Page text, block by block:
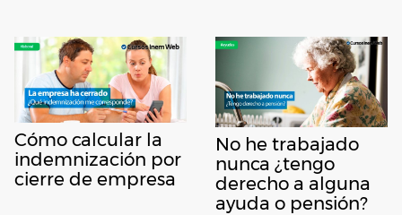
Cómo calcular la
indemnización por
cierre de empresa
No he trabajado
nunca ¿tengo
derecho a alguna
ayuda o pensión?